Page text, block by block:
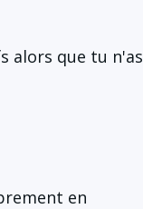
alors que tu n'as
en